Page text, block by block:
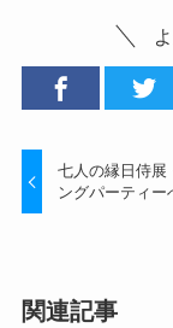
七人の縁日侍展
ングパーティー
関連記事